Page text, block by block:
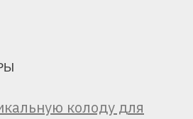
колоду для